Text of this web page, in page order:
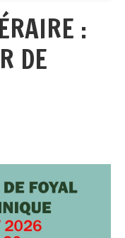
:
DE